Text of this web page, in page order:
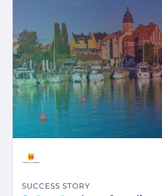
SUCCESS STORY